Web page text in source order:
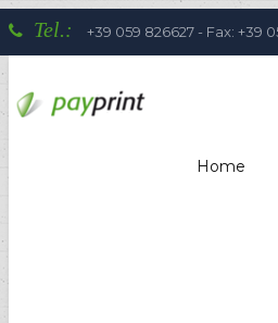
Tel.: +39 059 826627 - Fax: +39
Home